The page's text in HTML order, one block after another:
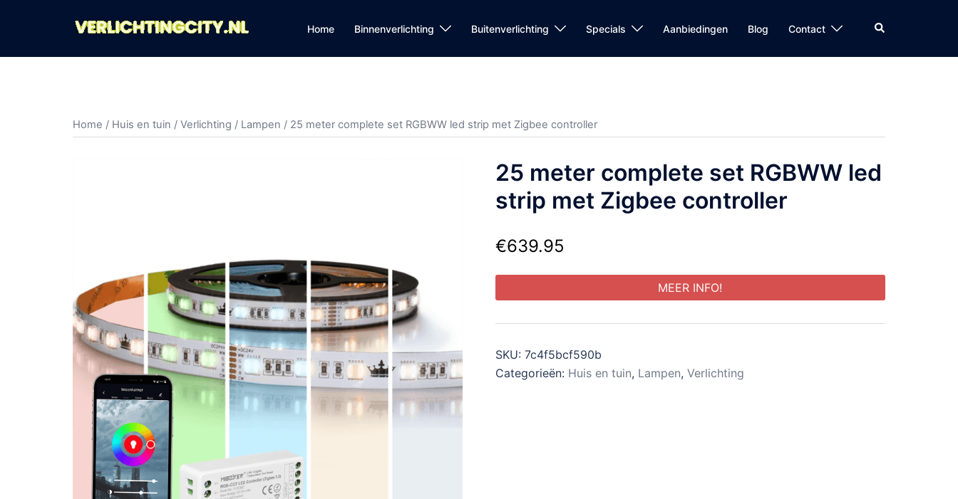
Home Binnenverlichting Buitenverlichting Specials Aanbiedingen Blog Contact Zoeken
Home / Huis en tuin / Verlichting / Lampen / 25 meter complete set RGBWW led strip met Zigbee controller
25 meter complete set RGBWW led
strip met Zigbee controller
€639.95
MEER INFO!
SKU: 7c4f5bcf590b
Categorieën: Huis en tuin, Lampen, Verlichting